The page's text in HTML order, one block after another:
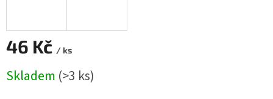
46 Kč / ks
cena:
Skladem (>3 ks)